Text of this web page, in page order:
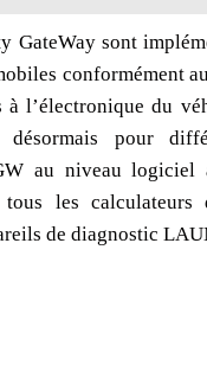
GateWay sont
conformément
l’électronique du
pour
au niveau
les
de diagnostic